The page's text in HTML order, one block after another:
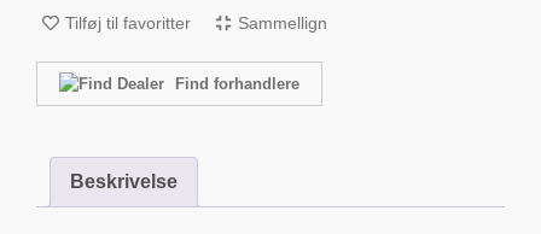
Tilføj til favoritter Sammellign
Find forhandlere
Beskrivelse